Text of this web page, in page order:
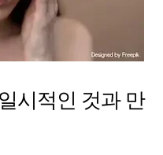
시적인 것과 만